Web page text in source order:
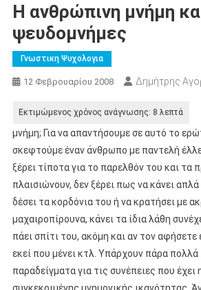
Η ανθρώπινη μνήμη
ψευδομνήμες
Γνωστικη Ψυχολογια
12 Φεβρουαρίου 2008 Δημήτρης
μνήμη; Για να απαντήσουμε σε αυτό το
σκεφτούμε έναν άνθρωπο με παντελή
ξέρει τίποτα για το παρελθόν του και τα
πλαισιώνουν, δεν ξέρει πως να κάνει
δέσει τα κορδόνια του ή να κρατήσει με
μαχαιροπίρουνα, κάνει τα ίδια λάθη
πάει σπίτι του, ακόμη και αν τον
εκεί που μένει κτλ. Υπάρχουν πάρα πολλά
παραδείγματα για τις συνέπειες που έχει